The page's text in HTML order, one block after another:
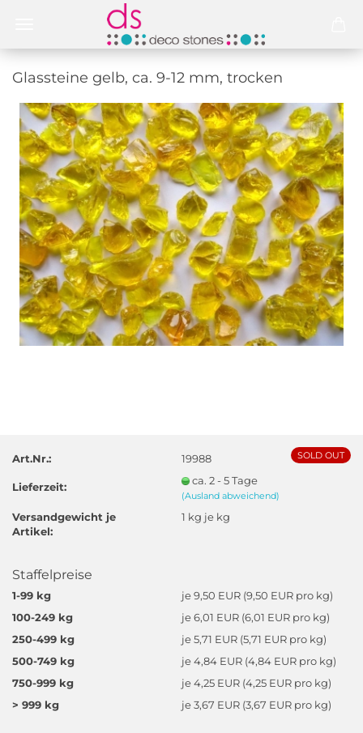
Glas­stei­ne gelb, ca. 9-12 mm, tro­cken
SOLD OUT
Art.Nr.: 19988
Lieferzeit: ca. 2 - 5 Tage
(Ausland abweichend)
Versandgewicht je
Artikel:
1 kg je kg
Staffelpreise
1-99 kg
je 9,50 EUR (9,50 EUR pro kg)
100-249 kg
je 6,01 EUR (6,01 EUR pro kg)
250-499 kg
je 5,71 EUR (5,71 EUR pro kg)
500-749 kg
je 4,84 EUR (4,84 EUR pro kg)
750-999 kg
je 4,25 EUR (4,25 EUR pro kg)
> 999 kg
je 3,67 EUR (3,67 EUR pro kg)